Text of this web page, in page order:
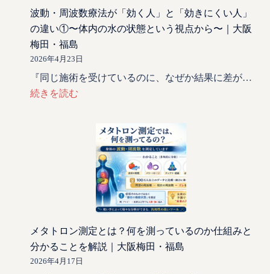
波動・周波数療法が「効く人」と「効きにくい人」
の違い①〜体内の水の状態という視点から〜｜大阪
梅田・福島
2026年4月23日
『同じ施術を受けているのに、なぜか結果に差が…
続きを読む
メタトロン測定とは？何を測っているのか仕組みと
分かることを解説｜大阪梅田・福島
2026年4月17日